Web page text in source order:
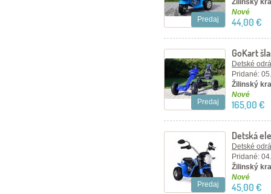
Predaj
Žilinský
Nové
44,00 €
Predaj
GoKart
Detské
Pridané:
Žilinský
Nové
165,00 €
Predaj
Detská
Detské
Pridané:
Žilinský
Nové
45,00 €